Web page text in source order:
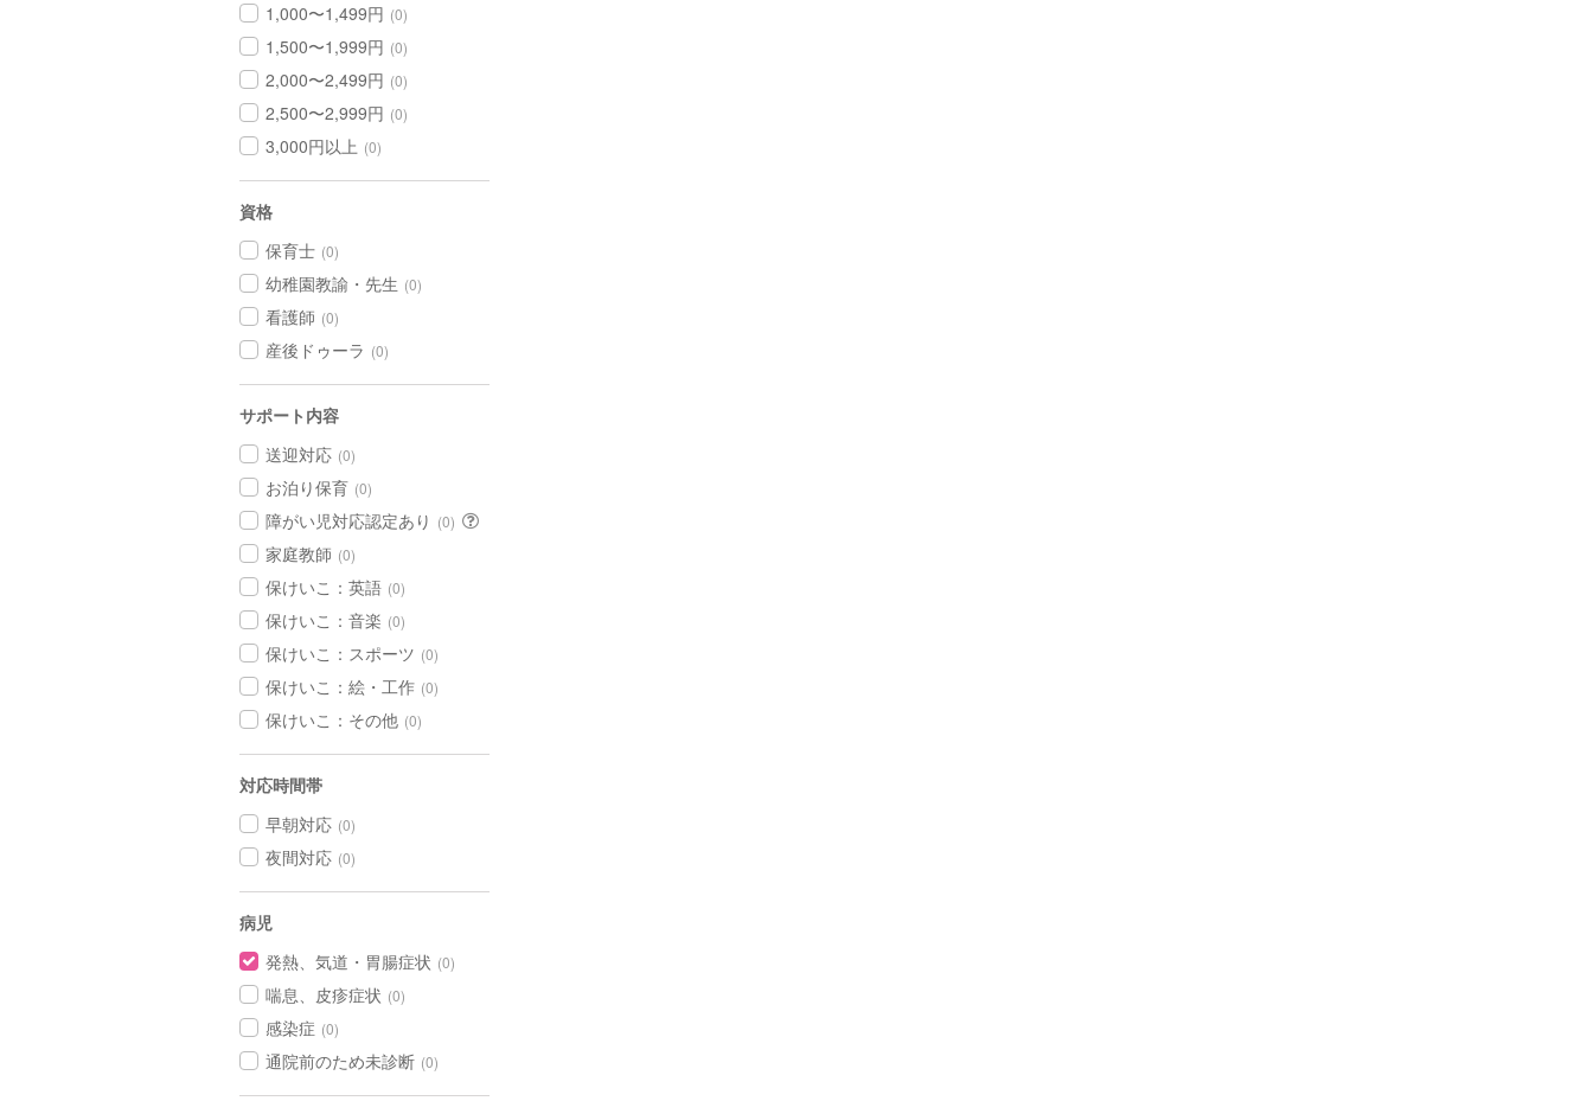
1,000〜1,499円 (0)
1,500〜1,999円 (0)
2,000〜2,499円 (0)
2,500〜2,999円 (0)
3,000円以上 (0)
資格
保育士 (0)
幼稚園教諭・先生 (0)
看護師 (0)
産後ドゥーラ (0)
サポート内容
送迎対応 (0)
お泊り保育 (0)
障がい児対応認定あり (0)
家庭教師 (0)
保けいこ：英語 (0)
保けいこ：音楽 (0)
保けいこ：スポーツ (0)
保けいこ：絵・工作 (0)
保けいこ：その他 (0)
対応時間帯
早朝対応 (0)
夜間対応 (0)
病児
発熱、気道・胃腸症状 (0)
喘息、皮疹症状 (0)
感染症 (0)
通院前のため未診断 (0)